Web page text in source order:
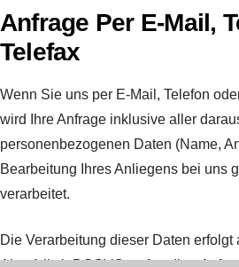
Anfrage Per E-Mail,
Telefax
Wenn Sie uns per E-Mail, Telefon
wird Ihre Anfrage inklusive aller
personenbezogenen Daten (Name,
Bearbeitung Ihres Anliegens bei uns
verarbeitet.
Die Verarbeitung dieser Daten erfolgt